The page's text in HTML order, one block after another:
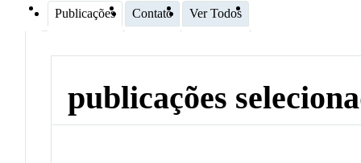
Publicações Contato Ver Todos
publicações